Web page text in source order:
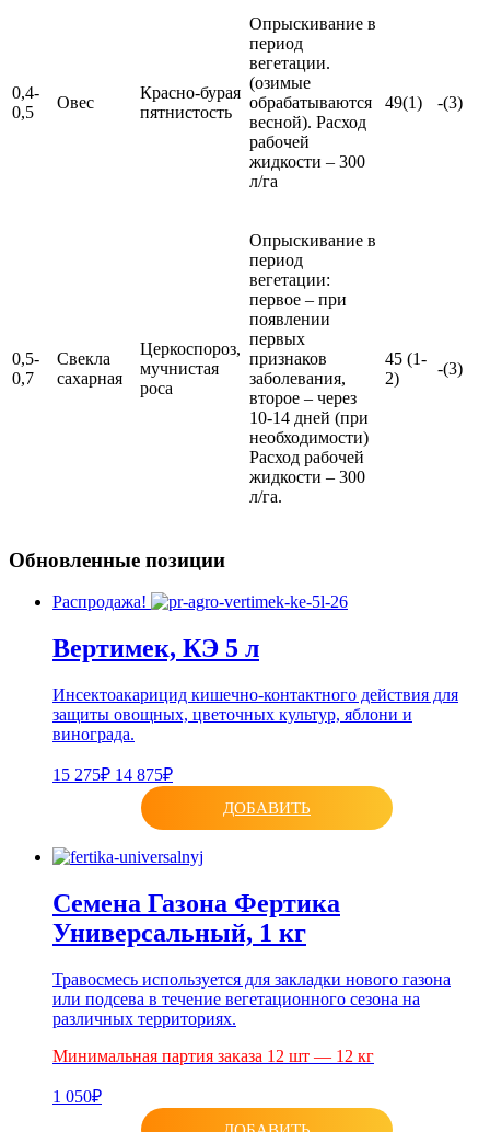
0,4-
0,5
Овес
Красно-бурая
пятнистость
Опрыскивание в
период
вегетации.
(озимые
обрабатываются
весной). Расход
рабочей
жидкости – 300
л/га
49(1) -(3)
0,5-
0,7
Свекла
сахарная
Церкоспороз,
мучнистая
роса
Опрыскивание в
период
вегетации:
первое – при
появлении
первых
признаков
заболевания,
второе – через
10-14 дней (при
необходимости)
Расход рабочей
жидкости – 300
л/га.
45 (1-
2)
-(3)
Обновленные позиции
Распродажа!
Вертимек, КЭ 5 л
Инсектоакарицид кишечно-контактного действия для
защиты овощных, цветочных культур, яблони и
винограда.
15 275₽ 14 875₽
ДОБАВИТЬ
Семена Газона Фертика
Универсальный, 1 кг
Травосмесь используется для закладки нового газона
или подсева в течение вегетационного сезона на
различных территориях.
Минимальная партия заказа 12 шт — 12 кг
1 050₽